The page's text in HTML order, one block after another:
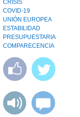
CRISIS
COVID-19
UNIÓN EUROPEA
ESTABILIDAD
PRESUPUESTARIA
COMPARECENCIA